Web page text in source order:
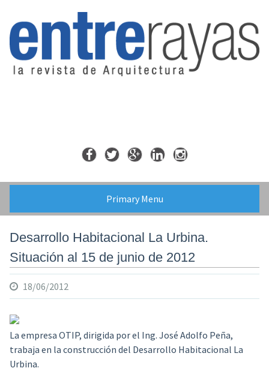
content
Primary Menu
Desarrollo Habitacional La Urbina.
Situación al 15 de junio de 2012
18/06/2012
La empresa OTIP, dirigida por el Ing. José Adolfo Peña,
trabaja en la construcción del Desarrollo Habitacional La
Urbina.